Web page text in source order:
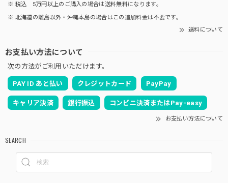
※ 税込 5万円以上のご購入の場合は送料無料になります。
※ 北海道の離島以外・沖縄本島の場合はこの追加料金は不要です。
送料について
お支払い方法について
次の方法がご利用いただけます。
PAY ID あと払い クレジットカード PayPay
キャリア決済 銀行振込 コンビニ決済またはPay-easy
お支払い方法について
SEARCH